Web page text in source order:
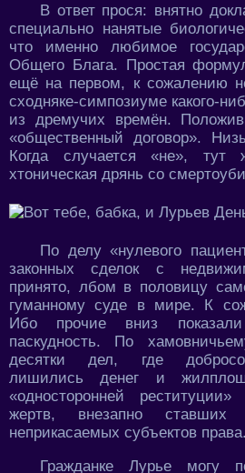
В ответ прося: внятно
специально нанятые
что именно любимое
Общего Блага. Простая
ещё на первом, к сожалению
сходняке-симпозиуме какого-
из дремучих времён.
«общественный договор».
Когда случается «не», тут
хтоническая дрянь со
По делу «нулевого
законных сделок с
принято, лбом в половицу
гуманному суде в мире. К
Ибо прочие вниз
паскудность. По
десятки дел, где
лишились денег и
«односторонней
жертв, внезапно ставших
неприкасаемых субъектов права.
Гражданке Лурье могу